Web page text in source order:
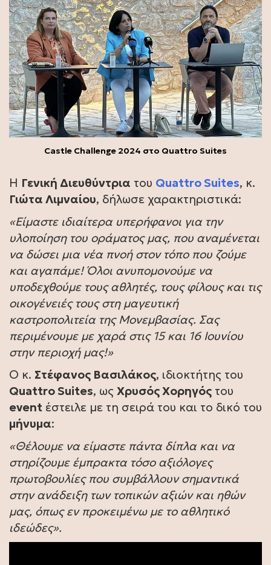
Castle Challenge 2024 στο Quattro Suites
Η Γενική Διευθύντρια του Quattro Suites, κ.
Γιώτα Λιμναίου, δήλωσε χαρακτηριστικά:
«Είμαστε ιδιαίτερα υπερήφανοι για την
υλοποίηση του οράματος μας, που αναμένεται
να δώσει μια νέα πνοή στον τόπο που ζούμε
και αγαπάμε! Όλοι ανυπομονούμε να
υποδεχθούμε τους αθλητές, τους φίλους και τις
οικογένειές τους στη μαγευτική
καστροπολιτεία της Μονεμβασίας. Σας
περιμένουμε με χαρά στις 15 και 16 Ιουνίου
στην περιοχή μας!»
Ο κ. Στέφανος Βασιλάκος, ιδιοκτήτης του
Quattro Suites, ως Χρυσός Χορηγός του
event έστειλε με τη σειρά του και το δικό του
μήνυμα:
«Θέλουμε να είμαστε πάντα δίπλα και να
στηρίζουμε έμπρακτα τόσο αξιόλογες
πρωτοβουλίες που συμβάλλουν σημαντικά
στην ανάδειξη των τοπικών αξιών και ηθών
μας, όπως εν προκειμένω με το αθλητικό
ιδεώδες».